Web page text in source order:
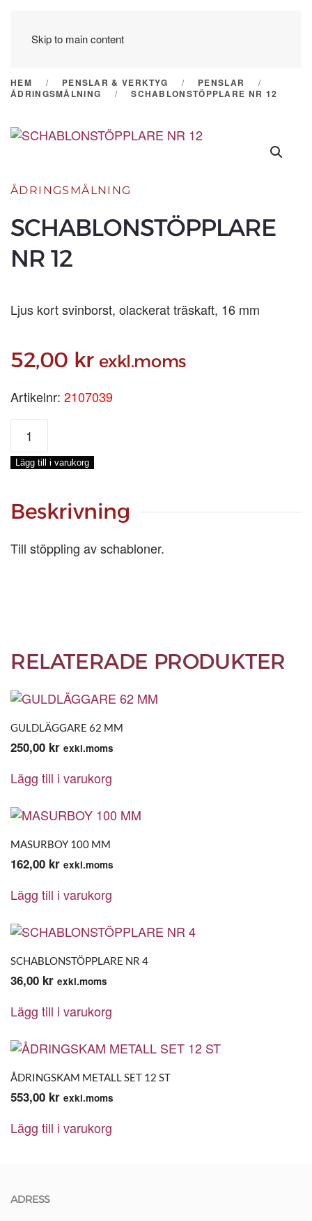
Skip to main content
HEM PENSLAR & VERKTYG
PENSLAR
ÅDRINGSMÅLNING
SCHABLONSTÖPPLARE NR 12
ÅDRINGSMÅLNING
SCHABLONSTÖPPLARE
NR 12
Ljus kort svinborst, olackerat träskaft, 16 mm
52,00 kr exkl.moms
Artikelnr: 2107039
SCHABLONSTÖPPLARE
12
mängd
Lägg till i varukorg
Beskrivning
Till stöppling av schabloner.
RELATERADE PRODUKTER
GULDLÄGGARE 62 MM
250,00 kr exkl.moms
Lägg till i varukorg
MASURBOY 100 MM
162,00 kr exkl.moms
Lägg till i varukorg
SCHABLONSTÖPPLARE NR 4
36,00 kr exkl.moms
Lägg till i varukorg
ÅDRINGSKAM METALL SET 12 ST
553,00 kr exkl.moms
Lägg till i varukorg
ADRESS